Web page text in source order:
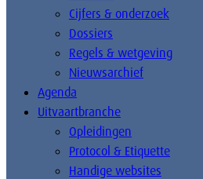
Cijfers & onderzoek
Dossiers
Regels & wetgeving
Nieuwsarchief
Agenda
Uitvaartbranche
Opleidingen
Protocol & Etiquette
Handige websites